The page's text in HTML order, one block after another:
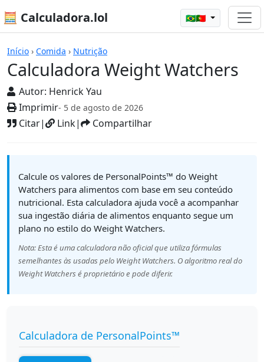
🧮 Calculadora.lol 🇧🇷🇵🇹
Início › Comida › Nutrição
Calculadora Weight Watchers
Autor: Henrick Yau
Imprimir- 5 de agosto de 2026
Citar| Link| Compartilhar
Calculadoras
Calcule os valores de PersonalPoints™ do Weight
Watchers para alimentos com base em seu conteúdo
nutricional. Esta calculadora ajuda você a acompanhar
sua ingestão diária de alimentos enquanto segue um
plano no estilo do Weight Watchers.
Nota: Esta é uma calculadora não oficial que utiliza fórmulas
semelhantes às usadas pelo Weight Watchers. O algoritmo real do
Weight Watchers é proprietário e pode diferir.
Calculadora de PersonalPoints™